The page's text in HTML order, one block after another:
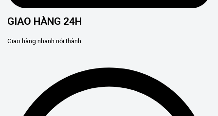
GIAO HÀNG 24H
Giao hàng nhanh nội thành